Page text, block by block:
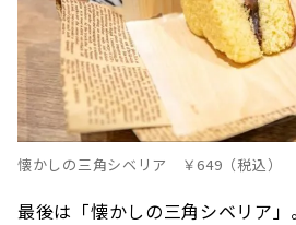
懐かしの三角シベリア ￥649（税込）
最後は「懐かしの三角シベリア